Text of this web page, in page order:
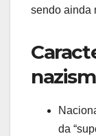
sendo ainda
da